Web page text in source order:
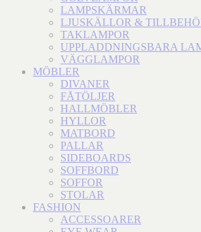
LAMPSKÄRMAR
LJUSKÄLLOR &
TAKLAMPOR
UPPLADDNINGSBARA
VÄGGLAMPOR
MÖBLER
DIVANER
FÅTÖLJER
HALLMÖBLER
HYLLOR
MATBORD
PALLAR
SIDEBOARDS
SOFFBORD
SOFFOR
STOLAR
FASHION
ACCESSOARER